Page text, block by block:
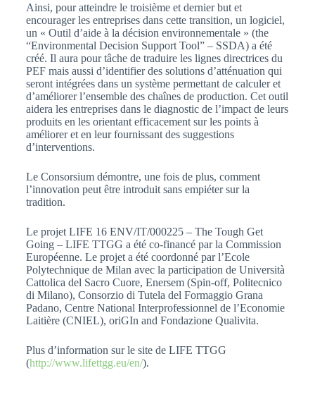
Ainsi, pour atteindre le troisième et dernier but et
encourager les entreprises dans cette transition, un logiciel,
un « Outil d’aide à la décision environnementale » (the
“Environmental Decision Support Tool” – SSDA) a été
créé. Il aura pour tâche de traduire les lignes directrices du
PEF mais aussi d’identifier des solutions d’atténuation qui
seront intégrées dans un système permettant de calculer et
d’améliorer l’ensemble des chaînes de production. Cet outil
aidera les entreprises dans le diagnostic de l’impact de leurs
produits en les orientant efficacement sur les points à
améliorer et en leur fournissant des suggestions
d’interventions.
Le Consorsium démontre, une fois de plus, comment
l’innovation peut être introduit sans empiéter sur la
tradition.
Le projet LIFE 16 ENV/IT/000225 – The Tough Get
Going – LIFE TTGG a été co-financé par la Commission
Européenne. Le projet a été coordonné par l’Ecole
Polytechnique de Milan avec la participation de Università
Cattolica del Sacro Cuore, Enersem (Spin-off, Politecnico
di Milano), Consorzio di Tutela del Formaggio Grana
Padano, Centre National Interprofessionnel de l’Economie
Laitière (CNIEL), oriGIn and Fondazione Qualivita.
Plus d’information sur le site de LIFE TTGG
(http://www.lifettgg.eu/en/).